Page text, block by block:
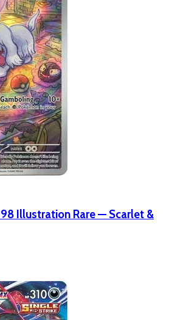
Illustration Rare — Scarlet &